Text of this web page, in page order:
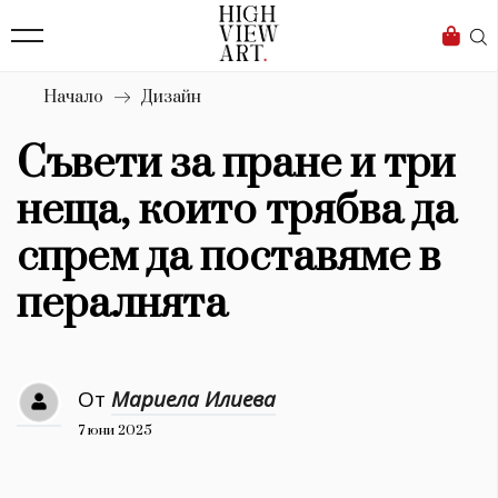
Бизнес
Мода
Dialogue
Изкуство
4339
Красота
777
Дизайн
1272
Начало Дизайн
Съвети за пране и три
неща, които трябва да
спрем да поставяме в
пералнята
От Мариела Илиева
7 юни 2025